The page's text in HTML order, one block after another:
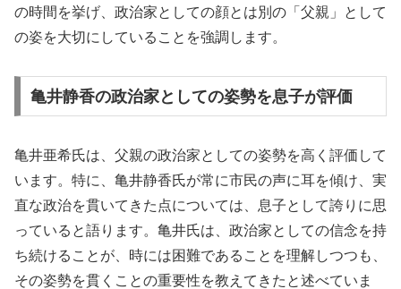
の時間を挙げ、政治家としての顔とは別の「父親」として
の姿を大切にしていることを強調します。
亀井静香の政治家としての姿勢を息子が評価
亀井亜希氏は、父親の政治家としての姿勢を高く評価して
います。特に、亀井静香氏が常に市民の声に耳を傾け、実
直な政治を貫いてきた点については、息子として誇りに思
っていると語ります。亀井氏は、政治家としての信念を持
ち続けることが、時には困難であることを理解しつつも、
その姿勢を貫くことの重要性を教えてきたと述べていま